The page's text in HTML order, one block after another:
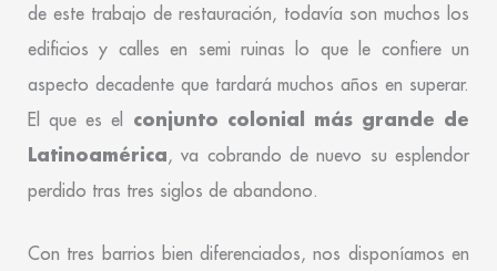
de este trabajo de restauración, todavía son muchos los
edificios y calles en semi ruinas lo que le confiere un
aspecto decadente que tardará muchos años en superar.
El que es el conjunto colonial más grande de
Latinoamérica, va cobrando de nuevo su esplendor
perdido tras tres siglos de abandono.
Con tres barrios bien diferenciados, nos disponíamos en